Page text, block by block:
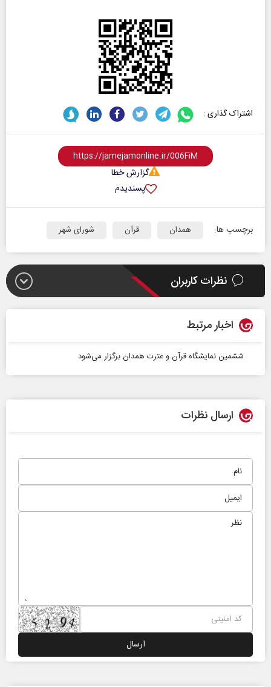
اشتراک گذاری :
گزارش خطا
پسندیدم
برچسب ها: همدان قرآن شورای شهر
نظرات کاربران
اخبار مرتبط
ششمین نمایشگاه قرآن و عترت همدان برگزار می‌شود
ارسال نظرات